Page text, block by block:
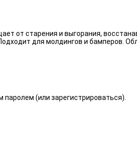
от старения и выгорания,
для молдингов и бамперов.
(или зарегистрироваться).